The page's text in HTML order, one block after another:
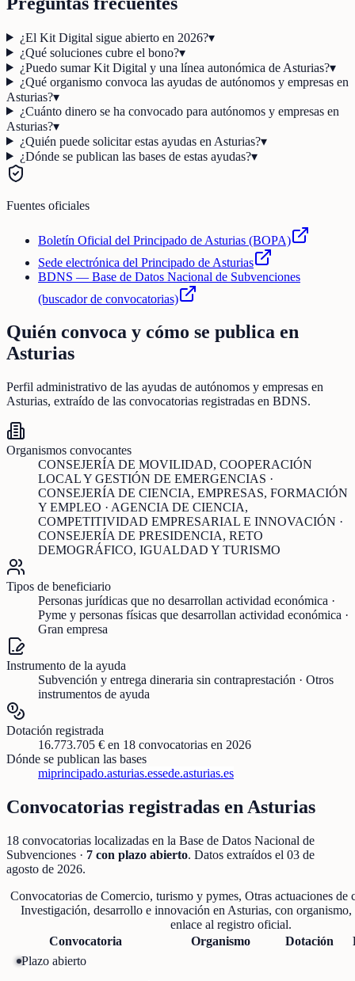
¿El Kit Digital sigue abierto en 2026?▾
¿Qué soluciones cubre el bono?▾
¿Puedo sumar Kit Digital y una línea autonómica de Asturias?▾
¿Qué organismo convoca las ayudas de autónomos y empresas en
Asturias?▾
¿Cuánto dinero se ha convocado para autónomos y empresas en
Asturias?▾
¿Quién puede solicitar estas ayudas en Asturias?▾
¿Dónde se publican las bases de estas ayudas?▾
Fuentes oficiales
Boletín Oficial del Principado de Asturias (BOPA)
Sede electrónica del Principado de Asturias
BDNS — Base de Datos Nacional de Subvenciones
(buscador de convocatorias)
Quién convoca y cómo se publica en
Asturias
Perfil administrativo de las ayudas de autónomos y empresas en
Asturias, extraído de las convocatorias registradas en BDNS.
Organismos convocantes
CONSEJERÍA DE MOVILIDAD, COOPERACIÓN
LOCAL Y GESTIÓN DE EMERGENCIAS ·
CONSEJERÍA DE CIENCIA, EMPRESAS, FORMACIÓN
Y EMPLEO · AGENCIA DE CIENCIA,
COMPETITIVIDAD EMPRESARIAL E INNOVACIÓN ·
CONSEJERÍA DE PRESIDENCIA, RETO
DEMOGRÁFICO, IGUALDAD Y TURISMO
Tipos de beneficiario
Personas jurídicas que no desarrollan actividad económica ·
Pyme y personas físicas que desarrollan actividad económica ·
Gran empresa
Instrumento de la ayuda
Subvención y entrega dineraria sin contraprestación · Otros
instrumentos de ayuda
Dotación registrada
16.773.705 € en 18 convocatorias en 2026
Dónde se publican las bases
miprincipado.asturias.essede.asturias.es
Convocatorias registradas enAsturias
18 convocatorias localizadas en la Base de Datos Nacional de
Subvenciones · 7 con plazo abierto. Datos extraídos el 03 de
agosto de 2026.
Convocatorias de Comercio, turismo y pymes, Otras actuaciones de
Investigación, desarrollo e innovación en Asturias, con
enlace al registro oficial.
Convocatoria
Organismo Dotación
Plazo abierto